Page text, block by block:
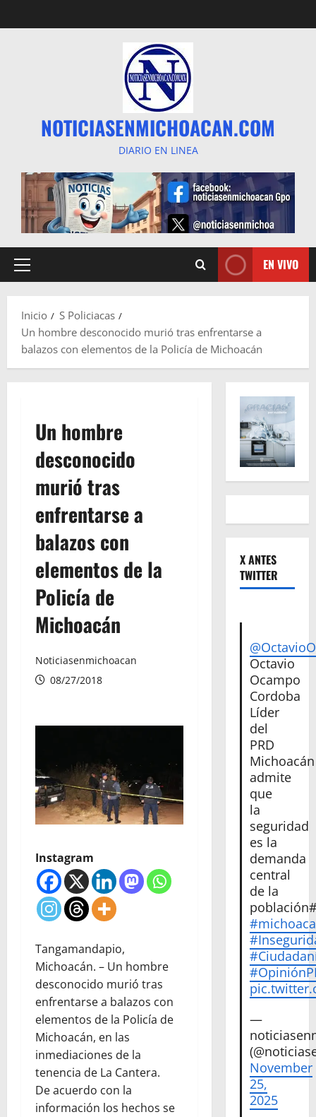
al
NOTICIASENMICHOACAN.COM
DIARIO EN LINEA
Menú
EN VIVO
Inicio
S Policiacas
Un hombre desconocido murió tras enfrentarse a
balazos con elementos de la Policía de Michoacán
Un hombre
desconocido
murió tras
enfrentarse a
balazos con
elementos de la
Policía de
Michoacán
Noticiasenmichoacan
08/27/2018
Instagram
Tangamandapio,
Michoacán. – Un hombre
desconocido murió tras
enfrentarse a balazos con
elementos de la Policía de
Michoacán, en las
inmediaciones de la
tenencia de La Cantera.
De acuerdo con la
información los hechos se
X ANTES
TWITTER
Octavio
Ocampo
Cordoba
Líder
del
PRD
Michoacán
admite
que
la
seguridad
es la
demanda
central
de la
—
November
25,
2025